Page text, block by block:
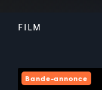
FILM
Bande-annonce